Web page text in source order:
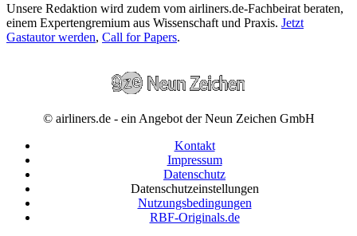
Unsere Redaktion wird zudem vom airliners.de-Fachbeirat beraten,
einem Expertengremium aus Wissenschaft und Praxis. Jetzt
Gastautor werden, Call for Papers.
© airliners.de - ein Angebot der Neun Zeichen GmbH
Kontakt
Impressum
Datenschutz
Datenschutzeinstellungen
Nutzungsbedingungen
RBF-Originals.de